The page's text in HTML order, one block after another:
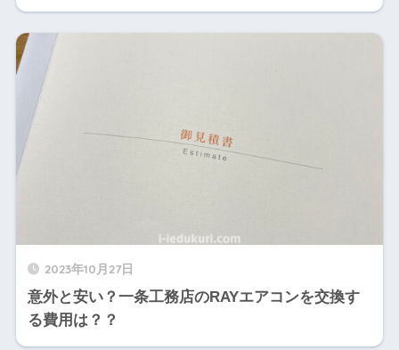
2023年10月27日
意外と安い？一条工務店のRAYエアコンを交換す
る費用は？？